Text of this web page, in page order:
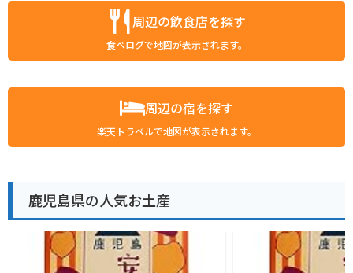
周辺の飲食店を探す
食べログで地図が表示されます。
周辺の宿を探す
楽天トラベルで地図が表示されます。
鹿児島県の人気お土産